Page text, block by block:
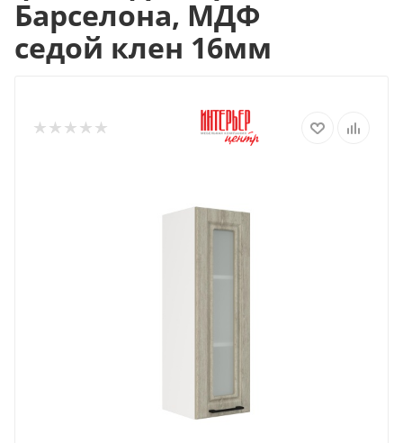
Барселона, МДФ
седой клен 16мм